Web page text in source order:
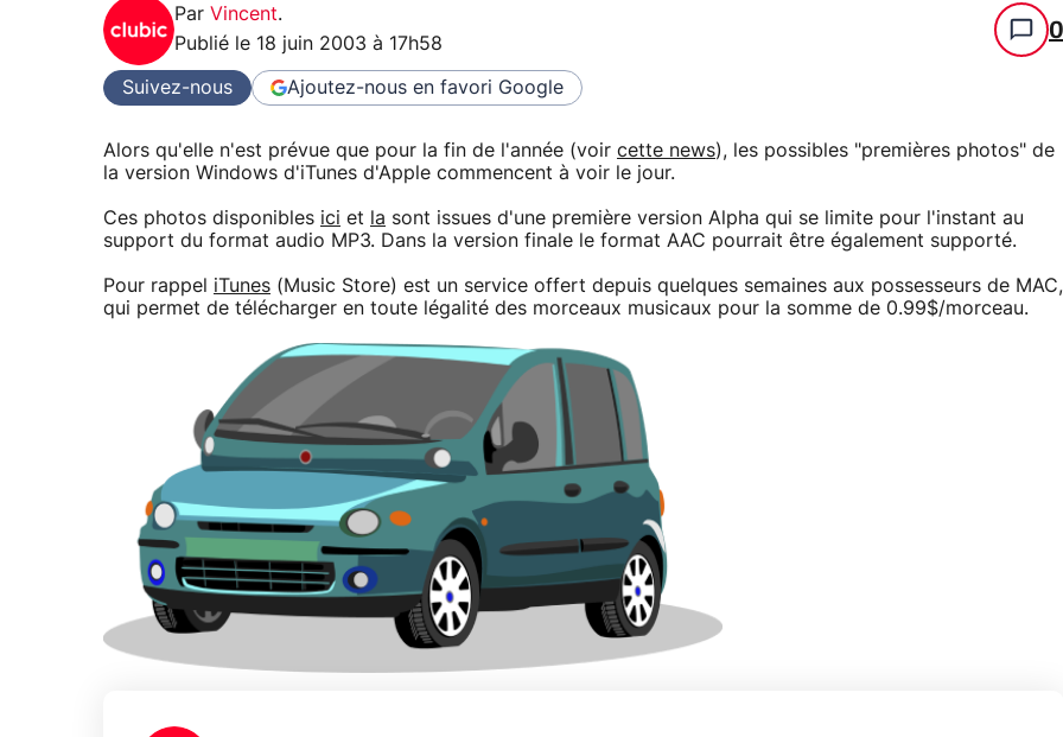
Par Vincent.
Publié le 18 juin 2003 à 17h58 0
Suivez-nous Ajoutez-nous en favori Google
Alors qu'elle n'est prévue que pour la fin de l'année (voir cette news), les possibles "premières photos" de
la version Windows d'iTunes d'Apple commencent à voir le jour.
Ces photos disponibles ici et la sont issues d'une première version Alpha qui se limite pour l'instant au
support du format audio MP3. Dans la version finale le format AAC pourrait être également supporté.
Pour rappel iTunes (Music Store) est un service offert depuis quelques semaines aux possesseurs de MAC,
qui permet de télécharger en toute légalité des morceaux musicaux pour la somme de 0.99$/morceau.